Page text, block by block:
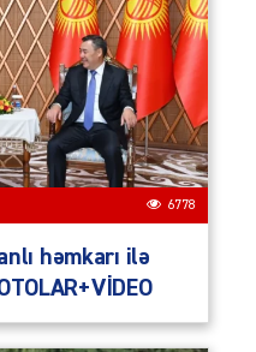
6778
həmkarı ilə